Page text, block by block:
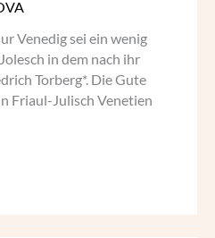
Venedig sei ein wenig
in dem nach ihr
Torberg*. Die Gute
Friaul-Julisch Venetien